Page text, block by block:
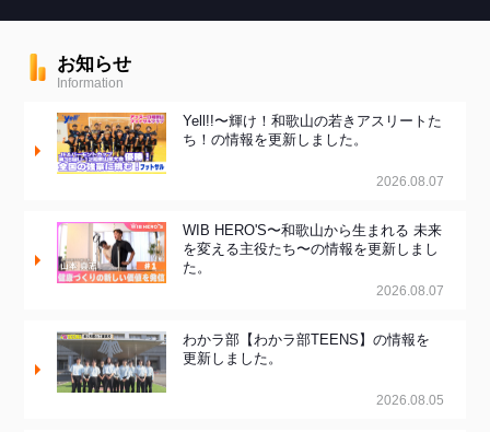
お知らせ
Information
Yell!!〜輝け！和歌山の若きアスリートた
ち！の情報を更新しました。
2026.08.07
WIB HERO'S〜和歌山から生まれる 未来
を変える主役たち〜の情報を更新しまし
た。
2026.08.07
わかラ部【わかラ部TEENS】の情報を
更新しました。
2026.08.05